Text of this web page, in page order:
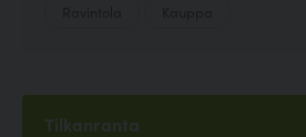
Tilkanranta